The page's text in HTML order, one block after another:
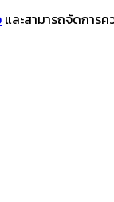
และสามารถจัดการ